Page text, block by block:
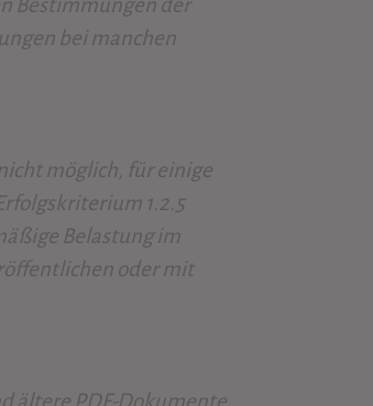
Bestimmungen der
bei manchen
möglich, für einige
1.2.5
Belastung im
oder mit
ältere PDF-Dokumente